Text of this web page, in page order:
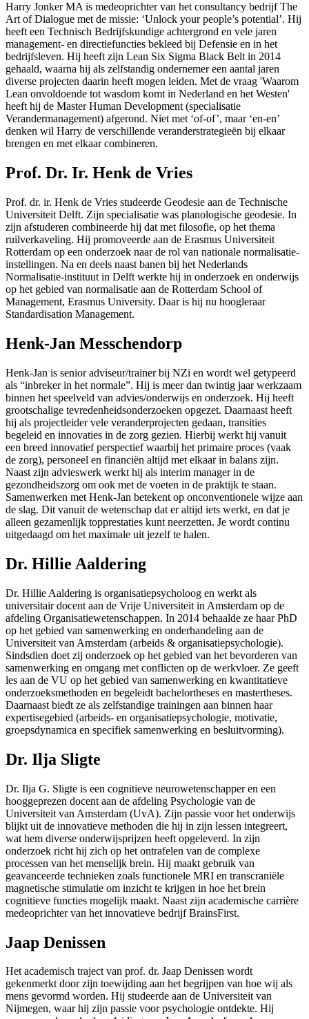
Harry Jonker MA is medeoprichter van het consultancy bedrijf The
Art of Dialogue met de missie: ‘Unlock your people’s potential’. Hij
heeft een Technisch Bedrijfskundige achtergrond en vele jaren
management- en directiefuncties bekleed bij Defensie en in het
bedrijfsleven. Hij heeft zijn Lean Six Sigma Black Belt in 2014
gehaald, waarna hij als zelfstandig ondernemer een aantal jaren
diverse projecten daarin heeft mogen leiden. Met de vraag 'Waarom
Lean onvoldoende tot wasdom komt in Nederland en het Westen'
heeft hij de Master Human Development (specialisatie
Verandermanagement) afgerond. Niet met ‘of-of’, maar ‘en-en’
denken wil Harry de verschillende veranderstrategieën bij elkaar
brengen en met elkaar combineren.
Prof. Dr. Ir. Henk de Vries
Prof. dr. ir. Henk de Vries studeerde Geodesie aan de Technische
Universiteit Delft. Zijn specialisatie was planologische geodesie. In
zijn afstuderen combineerde hij dat met filosofie, op het thema
ruilverkaveling. Hij promoveerde aan de Erasmus Universiteit
Rotterdam op een onderzoek naar de rol van nationale normalisatie-
instellingen. Na en deels naast banen bij het Nederlands
Normalisatie-instituut in Delft werkte hij in onderzoek en onderwijs
op het gebied van normalisatie aan de Rotterdam School of
Management, Erasmus University. Daar is hij nu hoogleraar
Standardisation Management.
Henk-Jan Messchendorp
Henk-Jan is senior adviseur/trainer bij NZi en wordt wel getypeerd
als “inbreker in het normale”. Hij is meer dan twintig jaar werkzaam
binnen het speelveld van advies/onderwijs en onderzoek. Hij heeft
grootschalige tevredenheidsonderzoeken opgezet. Daarnaast heeft
hij als projectleider vele veranderprojecten gedaan, transities
begeleid en innovaties in de zorg gezien. Hierbij werkt hij vanuit
een breed innovatief perspectief waarbij het primaire proces (vaak
de zorg), personeel en financiën altijd met elkaar in balans zijn.
Naast zijn advieswerk werkt hij als interim manager in de
gezondheidszorg om ook met de voeten in de praktijk te staan.
Samenwerken met Henk-Jan betekent op onconventionele wijze aan
de slag. Dit vanuit de wetenschap dat er altijd iets werkt, en dat je
alleen gezamenlijk topprestaties kunt neerzetten. Je wordt continu
uitgedaagd om het maximale uit jezelf te halen.
Dr. Hillie Aaldering
Dr. Hillie Aaldering is organisatiepsycholoog en werkt als
universitair docent aan de Vrije Universiteit in Amsterdam op de
afdeling Organisatiewetenschappen. In 2014 behaalde ze haar PhD
op het gebied van samenwerking en onderhandeling aan de
Universiteit van Amsterdam (arbeids & organisatiepsychologie).
Sindsdien doet zij onderzoek op het gebied van het bevorderen van
samenwerking en omgang met conflicten op de werkvloer. Ze geeft
les aan de VU op het gebied van samenwerking en kwantitatieve
onderzoeksmethoden en begeleidt bachelortheses en mastertheses.
Daarnaast biedt ze als zelfstandige trainingen aan binnen haar
expertisegebied (arbeids- en organisatiepsychologie, motivatie,
groepsdynamica en specifiek samenwerking en besluitvorming).
Dr. Ilja Sligte
Dr. Ilja G. Sligte is een cognitieve neurowetenschapper en een
hooggeprezen docent aan de afdeling Psychologie van de
Universiteit van Amsterdam (UvA). Zijn passie voor het onderwijs
blijkt uit de innovatieve methoden die hij in zijn lessen integreert,
wat hem diverse onderwijsprijzen heeft opgeleverd. In zijn
onderzoek richt hij zich op het ontrafelen van de complexe
processen van het menselijk brein. Hij maakt gebruik van
geavanceerde technieken zoals functionele MRI en transcraniële
magnetische stimulatie om inzicht te krijgen in hoe het brein
cognitieve functies mogelijk maakt. Naast zijn academische carrière
medeoprichter van het innovatieve bedrijf BrainsFirst.
Jaap Denissen
Het academisch traject van prof. dr. Jaap Denissen wordt
gekenmerkt door zijn toewijding aan het begrijpen van hoe wij als
mens gevormd worden. Hij studeerde aan de Universiteit van
Nijmegen, waar hij zijn passie voor psychologie ontdekte. Hij